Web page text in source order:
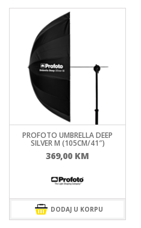
PROFOTO UMBRELLA DEEP
SILVER M (105CM/41″)
369,00 KM
DODAJ U KORPU